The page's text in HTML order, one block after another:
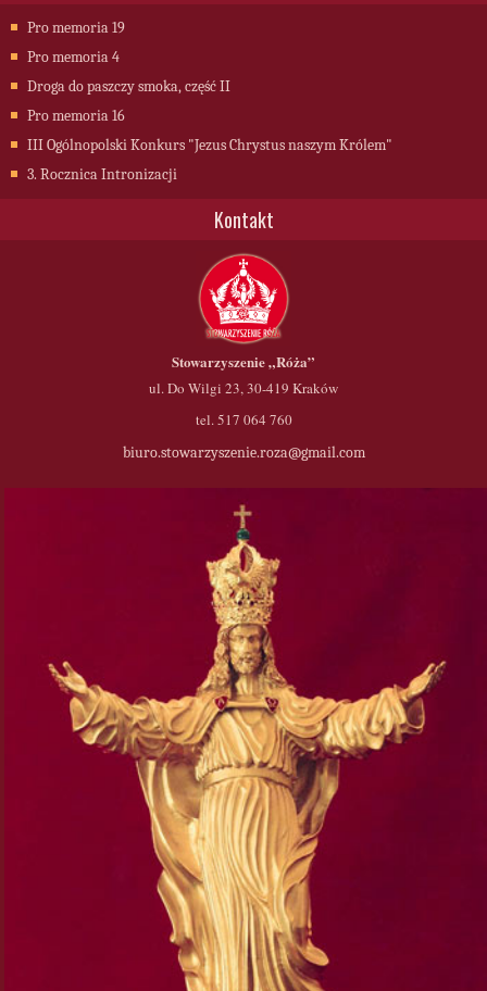
Pro memoria 19
Pro memoria 4
Droga do paszczy smoka, część II
Pro memoria 16
III Ogólnopolski Konkurs "Jezus Chrystus naszym Królem"
3. Rocznica Intronizacji
Kontakt
Stowarzyszenie„Róża”
ul. Do Wilgi 23, 30-419 Kraków
tel. 517 064 760
biuro.stowarzyszenie.roza@gmail.com